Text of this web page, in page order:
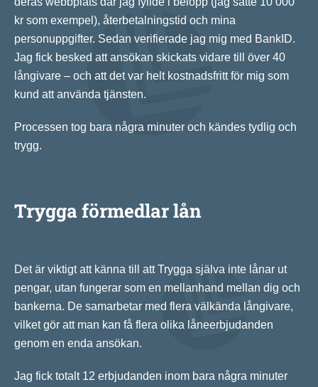
kr som exempel), återbetalningstid och mina
personuppgifter. Sedan verifierade jag mig med BankID.
Jag fick besked att ansökan skickats vidare till över 40
långivare – och att det var helt kostnadsfritt för mig som
kund att använda tjänsten.
Processen tog bara några minuter och kändes tydlig och
trygg.
Trygga förmedlar lån
Det är viktigt att känna till att Trygga själva inte lånar ut
pengar, utan fungerar som en mellanhand mellan dig och
bankerna. De samarbetar med flera välkända långivare,
vilket gör att man kan få flera olika låneerbjudanden
genom en enda ansökan.
Jag fick totalt 12 erbjudanden inom bara några minuter